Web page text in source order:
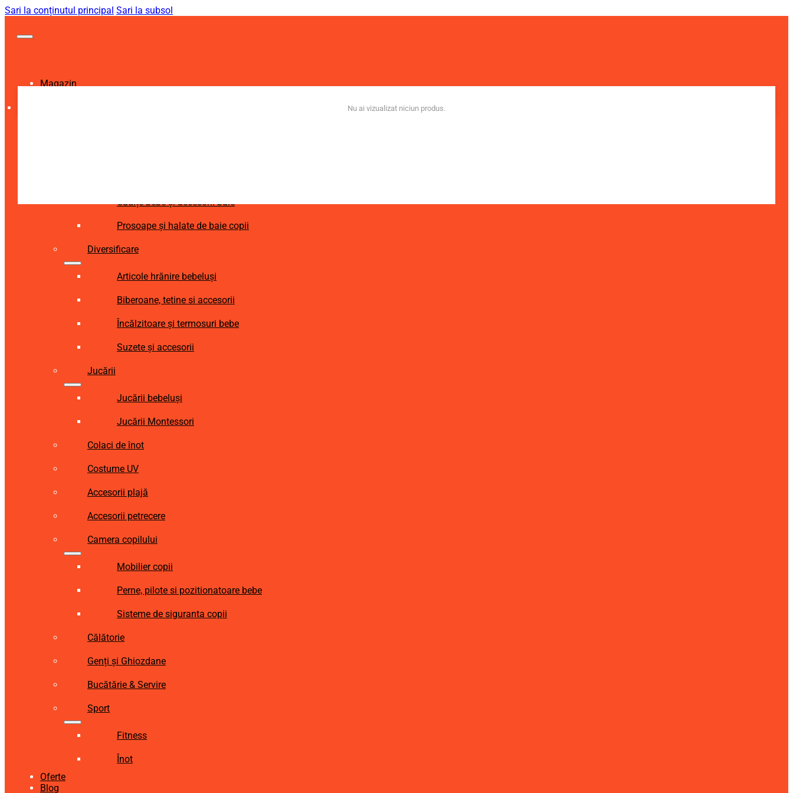
Sari la conținutul principal Sari la subsol
Magazin
Cădițe bebe și accesorii baie
Prosoape și halate de baie copii
Diversificare
Articole hrănire bebeluși
Biberoane, tetine si accesorii
Încălzitoare și termosuri bebe
Suzete și accesorii
Jucării
Jucării bebeluși
Jucării Montessori
Colaci de înot
Costume UV
Accesorii plajă
Accesorii petrecere
Camera copilului
Mobilier copii
Perne, pilote si pozitionatoare bebe
Sisteme de siguranta copii
Călătorie
Genți și Ghiozdane
Bucătărie & Servire
Sport
Fitness
Înot
Oferte
Blog
Nu ai vizualizat niciun produs.